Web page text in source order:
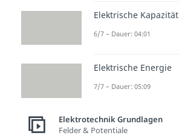
Merke
Teilchens, seiner
Elektrische Kapazität
6/7 – Dauer: 04:01
Elektrische Energie
7/7 – Dauer: 05:09
Elektrotechnik Grundlagen
Felder & Potentiale